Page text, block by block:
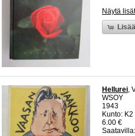
Näytä
Hellurei,
WSOY
1943
Kunto:
6.00 €